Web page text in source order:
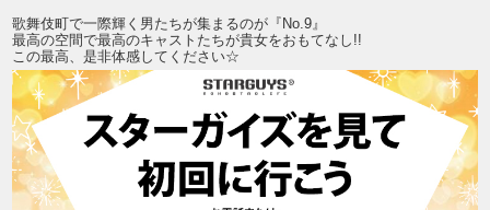
歌舞伎町で一際輝く男たちが集まるのが『No.9』
最高の空間で最高のキャストたちが貴女をおもてなし!!
この最高、是非体感してください☆